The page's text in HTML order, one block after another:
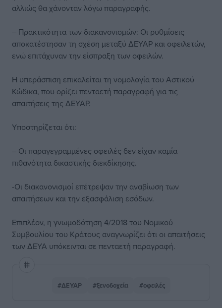
αλλιώς θα χάνονταν λόγω παραγραφής.
– Πρακτικότητα των διακανονισμών: Οι ρυθμίσεις
αποκατέστησαν τη σχέση μεταξύ ΔΕΥΑΡ και οφειλετών,
ενώ επιτάχυναν την είσπραξη των οφειλών.
Η υπεράσπιση επικαλείται τη νομολογία του Αστικού
Κώδικα, που ορίζει πενταετή παραγραφή για τις
απαιτήσεις της ΔΕΥΑΡ.
Υποστηρίζεται ότι:
– Οι παραγεγραμμένες οφειλές δεν είχαν καμία
πιθανότητα δικαστικής διεκδίκησης.
-Οι διακανονισμοί επέτρεψαν την αναβίωση των
απαιτήσεων και την εξασφάλιση εσόδων.
Επιπλέον, η γνωμοδότηση 4/2018 του Νομικού
Συμβουλίου του Κράτους αναγνωρίζει ότι οι απαιτήσεις
των ΔΕΥΑ υπόκεινται σε πενταετή παραγραφή.
#ΔΕΥΑΡ #ξενοδοχεία #οφειλές